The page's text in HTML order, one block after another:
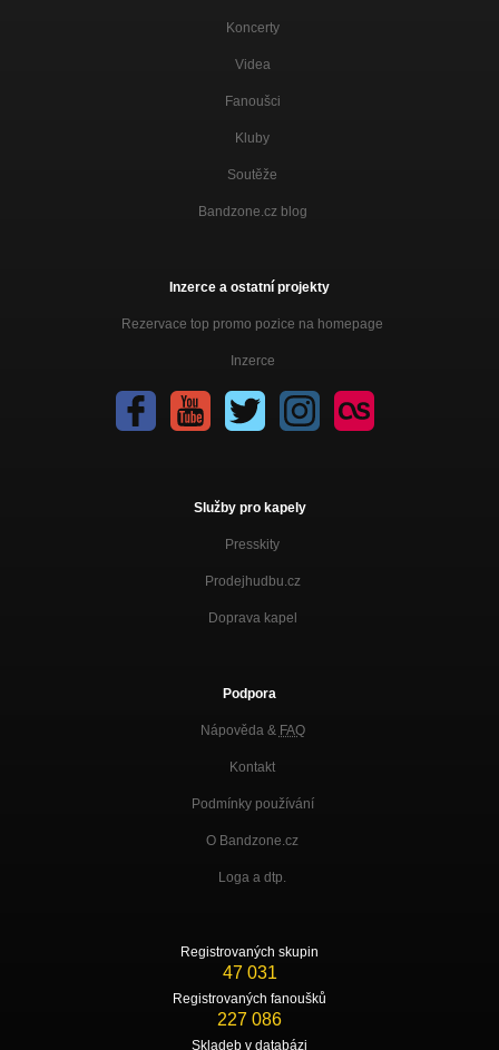
Koncerty
Videa
Fanoušci
Kluby
Soutěže
Bandzone.cz blog
Inzerce a ostatní projekty
Rezervace top promo pozice na homepage
Inzerce
Služby pro kapely
Presskity
Prodejhudbu.cz
Doprava kapel
Podpora
Nápověda & FAQ
Kontakt
Podmínky používání
O Bandzone.cz
Loga a dtp.
Registrovaných skupin
47 031
Registrovaných fanoušků
227 086
Skladeb v databázi